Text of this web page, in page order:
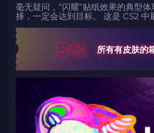
毫无疑问，“闪耀”贴纸效果的典型
择，一定会达到目标。 这是 CS2 中
5% 所有有皮肤的